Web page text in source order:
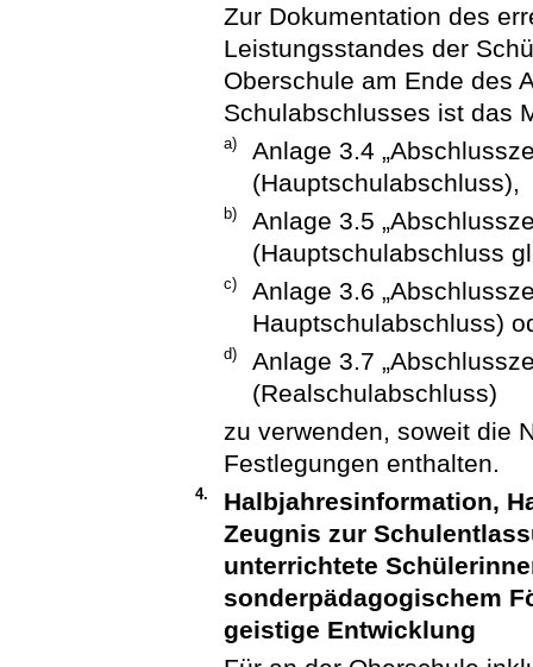
Zur Dokumentation des
Leistungsstandes der
Oberschule am Ende des
Schulabschlusses ist das
a)
Anlage 3.4
(Hauptschulabschluss),
b)
Anlage 3.5
(Hauptschulabschluss
c)
Anlage 3.6
Hauptschulabschluss)
d)
Anlage 3.7
(Realschulabschluss)
zu verwenden, soweit die
Festlegungen enthalten.
4.
Halbjahresinformation,
Zeugnis zur
unterrichtete
sonderpädagogischem
geistige Entwicklung